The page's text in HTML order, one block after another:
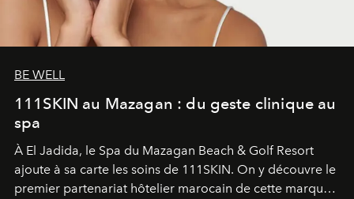
BE WELL
111SKIN au Mazagan : du geste clinique au
spa
À El Jadida, le Spa du Mazagan Beach & Golf Resort
ajoute à sa carte les soins de 111SKIN. On y découvre le
premier partenariat hôtelier marocain de cette marque